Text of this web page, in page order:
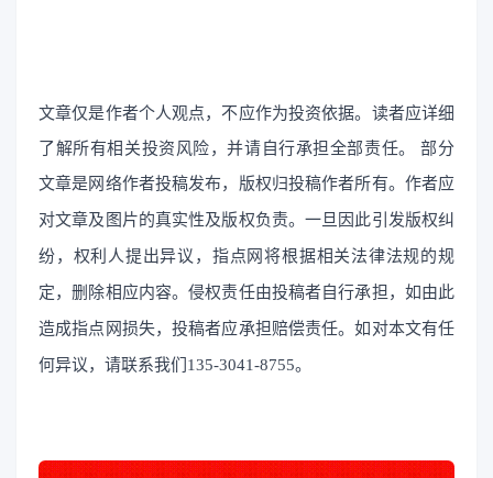
文章仅是作者个人观点，不应作为投资依据。读者应详细
了解所有相关投资风险，并请自行承担全部责任。
部分
文章是网络作者投稿发布， 版权归投稿作者所有。作者应
对文章及图片的真实性及版权负责。一旦因此引发版权纠
纷，权利人提出异议，指点网将根据相关法律法规的规
定，删除相应内容。侵权责任由投稿者自行承担，如由此
造成指点网损失，投稿者应承担赔偿责任。如对本文有任
何异议，请联系我们135-3041-8755。